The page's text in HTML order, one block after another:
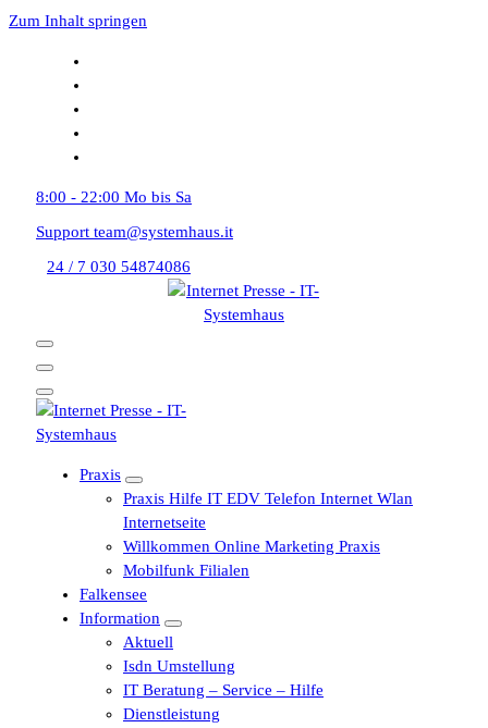
Zum Inhalt springen
8:00 - 22:00 Mo bis Sa
Support team@systemhaus.it
24 / 7 030 54874086
Praxis
Praxis Hilfe IT EDV Telefon Internet Wlan
Internetseite
Willkommen Online Marketing Praxis
Mobilfunk Filialen
Falkensee
Information
Aktuell
Isdn Umstellung
IT Beratung – Service – Hilfe
Dienstleistung